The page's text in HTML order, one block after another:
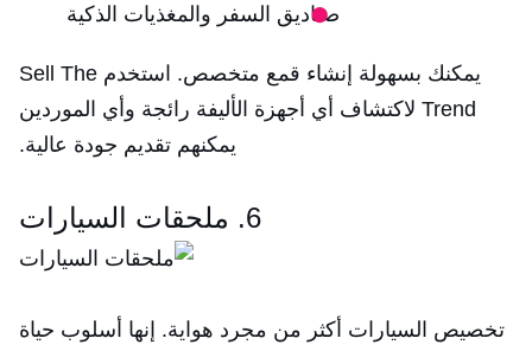
صناديق السفر والمغذيات الذكية
يمكنك بسهولة إنشاء قمع متخصص. استخدم Sell The
Trend لاكتشاف أي أجهزة الأليفة رائجة وأي الموردين
يمكنهم تقديم جودة عالية.
6. ملحقات السيارات
تخصيص السيارات أكثر من مجرد هواية. إنها أسلوب حياة